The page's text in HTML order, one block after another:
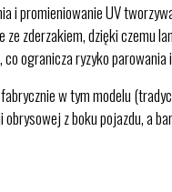
i promieniowanie UV
zderzakiem, dzięki czemu
ogranicza ryzyko
w tym modelu
z boku pojazdu, a